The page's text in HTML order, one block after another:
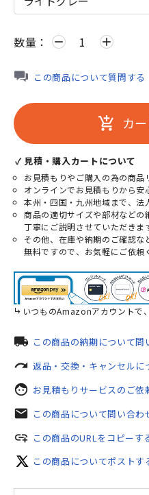
数量： remove add
この商品について質問する
add_shopping_cart カ
✓ 見積・購入カートについて
お見積もりやご購入の為の商品
オンラインでお見積もりから安
本州・四国・九州地域まで、法
商品の適切サイズや部材など
丁寧にご説明させていただきま
その他、在庫や納期のご確認
無料ですので、お気軽にご依頼
いつものAmazonアカウントで
local_shipping この商品の納期について問
redo 返品・交換・キャンセルに
face お見積もりサービスのご依
mail この商品について問い合わ
add_link この商品のURLをコピーす
この商品についてポストす